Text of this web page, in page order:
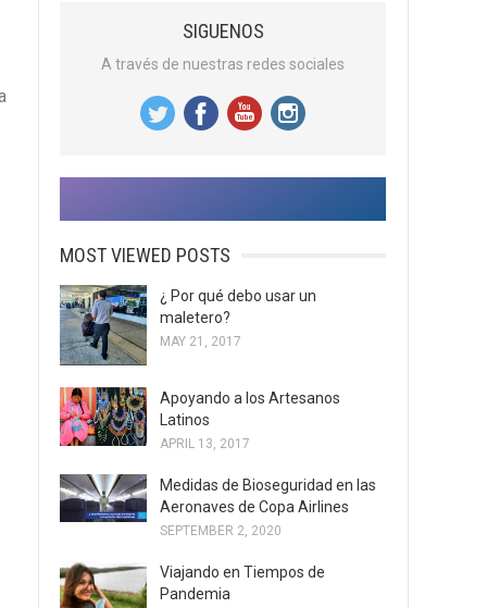
SIGUENOS
A través de nuestras redes sociales
MOST VIEWED POSTS
¿ Por qué debo usar un
maletero?
MAY 21, 2017
Apoyando a los Artesanos
Latinos
APRIL 13, 2017
Medidas de Bioseguridad en las
Aeronaves de Copa Airlines
SEPTEMBER 2, 2020
Viajando en Tiempos de
Pandemia